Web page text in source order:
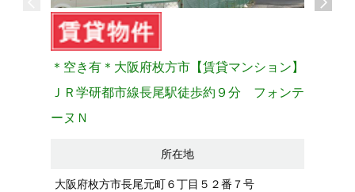
＊空き有＊大阪府枚方市【賃貸マンション】
ＪＲ学研都市線長尾駅徒歩約９分 フォンテ
ーヌＮ
所在地
大阪府枚方市長尾元町６丁目５２番７号